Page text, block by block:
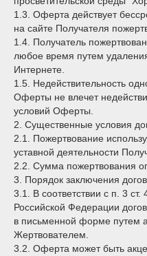
1.3. Оферта действует
на сайте Получателя
1.4. Получатель
любое время путем
Интернете.
1.5. Недействительность
Оферты не влечет
условий Оферты.
2. Существенные условия
2.1. Пожертвование
уставной деятельности
2.2. Сумма пожертвования
3. Порядок заключения
3.1. В соответствии с п. 3 ст.
Российской Федерации
в письменной форме путем
Жертвователем.
3.2. Оферта может быть